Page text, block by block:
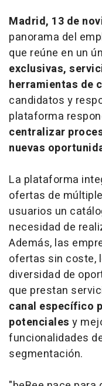
Madrid, 13 de
panorama del
que reúne en un
exclusivas,
herramientas de
candidatos y
plataforma
centralizar
nuevas
La plataforma
ofertas de
usuarios un
necesidad de
Además, las
ofertas sin coste,
diversidad de
que prestan
canal específico
potenciales y
funcionalidades
segmentación.